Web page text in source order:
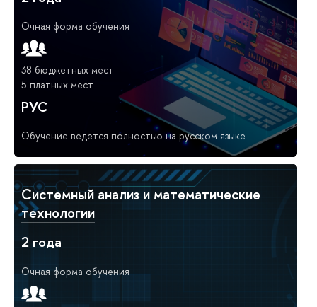
Очная форма обучения
38 бюджетных мест
5 платных мест
РУС
Обучение ведётся полностью на русском языке
Системный анализ и математические
технологии
2 года
Очная форма обучения